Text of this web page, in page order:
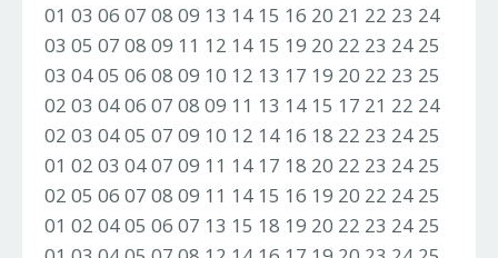
01 03 06 07 08 09 13 14 15 16 20 21 22 23 24
03 05 07 08 09 11 12 14 15 19 20 22 23 24 25
03 04 05 06 08 09 10 12 13 17 19 20 22 23 25
02 03 04 06 07 08 09 11 13 14 15 17 21 22 24
02 03 04 05 07 09 10 12 14 16 18 22 23 24 25
01 02 03 04 07 09 11 14 17 18 20 22 23 24 25
02 05 06 07 08 09 11 14 15 16 19 20 22 24 25
01 02 04 05 06 07 13 15 18 19 20 22 23 24 25